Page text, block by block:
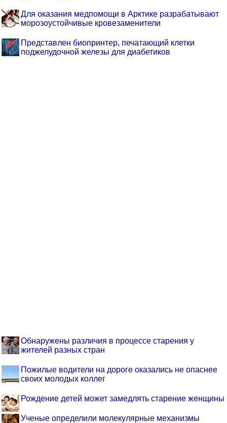
Для оказания медпомощи в Арктике разрабатывают
морозоустойчивые кровезаменители
Представлен биопринтер, печатающий клетки
поджелудочной железы для диабетиков
Обнаружены различия в процессе старения у
жителей разных стран
Пожилые водители на дороге оказались не опаснее
своих молодых коллег
Рождение детей может замедлять старение женщины
Ученые определили молекулярные механизмы